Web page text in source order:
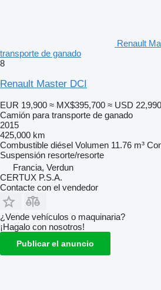
Renault
transporte de ganado
8
Renault Master DCI
EUR 19,900 ≈ MX$395,700 ≈ USD 22,990
Camión para transporte de ganado
2015
425,000 km
Combustible diésel Volumen 11.76 m³
Suspensión resorte/resorte
Francia, Verdun
CERTUX P.S.A.
Contacte con el vendedor
¿Vende vehículos o maquinaria?
¡Hagalo con nosotros!
Publicar el anuncio